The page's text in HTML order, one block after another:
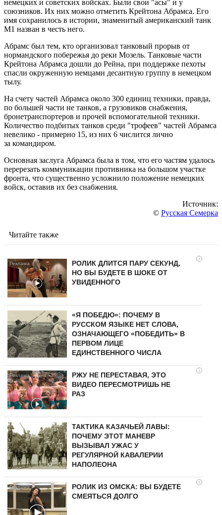
немецких и советских войсках. Были свои "асы" и у
союзников. Их них можно отметить Крейтона Абрамса. Его
имя сохранилось в истории, знаменитый американский танк
М1 назван в честь него.
Абрамс был тем, кто организовал танковый прорыв от
нормандского побережья до реки Мозель. Танковые части
Крейтона Абрамса дошли до Рейна, при поддержке пехоты
спасли окруженную немцами десантную группу в немецком
тылу.
На счету частей Абрамса около 300 единиц техники, правда,
по большей части не танков, а грузовиков снабжения,
бронетранспортеров и прочей вспомогательной техники.
Количество подбитых танков среди "трофеев" частей Абрамса
невелико - примерно 15, из них 6 числится лично
за командиром.
Основная заслуга Абрамса была в том, что его частям удалось
перерезать коммуникации противника на большом участке
фронта, что существенно усложнило положение немецких
войск, оставив их без снабжения.
Источник:
© Русская Семерка
Читайте также
i
РОЛИК ДЛИТСЯ ПАРУ СЕКУНД,
НО ВЫ БУДЕТЕ В ШОКЕ ОТ
УВИДЕННОГО
«Я ПОБЕДЮ»: ПОЧЕМУ В
РУССКОМ ЯЗЫКЕ НЕТ СЛОВА,
ОЗНАЧАЮЩЕГО «ПОБЕДИТЬ» В
ПЕРВОМ ЛИЦЕ
ЕДИНСТВЕННОГО ЧИСЛА
i
РЖУ НЕ ПЕРЕСТАВАЯ, ЭТО
ВИДЕО ПЕРЕСМОТРИШЬ НЕ
РАЗ
ТАКТИКА КАЗАЧЬЕЙ ЛАВЫ:
ПОЧЕМУ ЭТОТ МАНЕВР
ВЫЗЫВАЛ УЖАС У
РЕГУЛЯРНОЙ КАВАЛЕРИИ
НАПОЛЕОНА
i
РОЛИК ИЗ ОМСКА: ВЫ БУДЕТЕ
СМЕЯТЬСЯ ДОЛГО